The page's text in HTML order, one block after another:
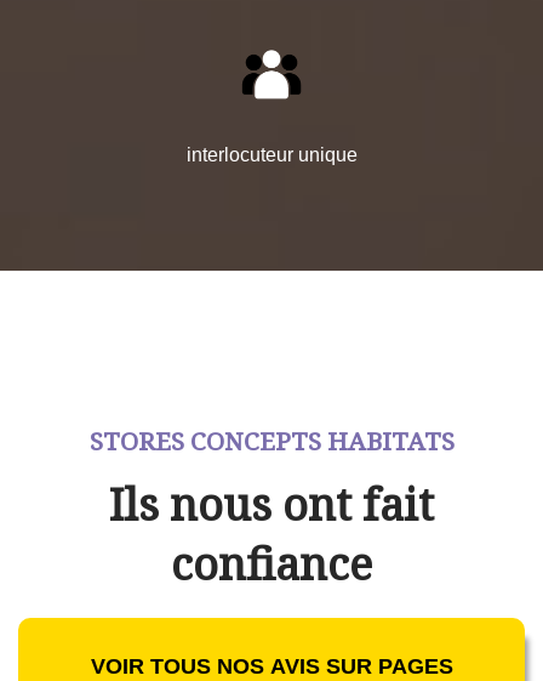
interlocuteur unique
STORES CONCEPTS HABITATS
Ils nous ont fait
confiance
VOIR TOUS NOS AVIS SUR PAGES